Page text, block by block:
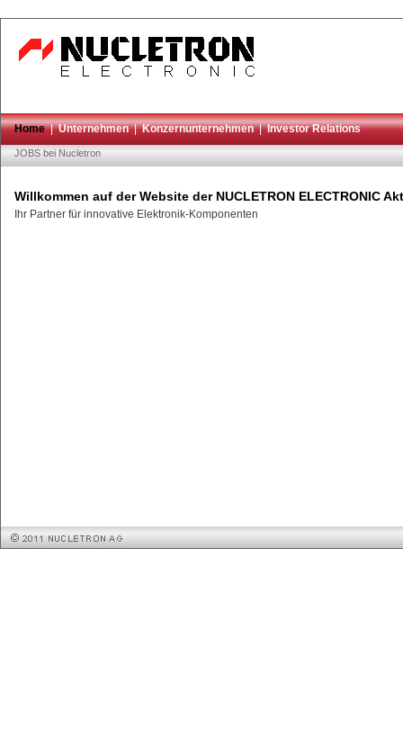
Home|Unternehmen|Konzernunternehmen|Investor Relations
JOBS bei Nucletron
Willkommen auf der Website der NUCLETRON ELECTRONIC
Ihr Partner für innovative Elektronik-Komponenten